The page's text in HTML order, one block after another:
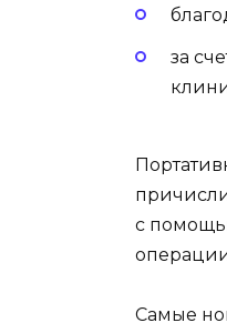
за
с
Самые